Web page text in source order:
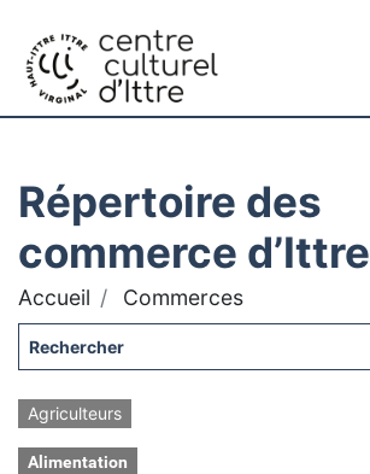
Répertoire des
commerce d’Ittre
Accueil Commerces
Agriculteurs
Alimentation